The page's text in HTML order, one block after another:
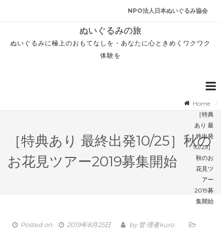
NPO法人日本ぬいぐるみ協会
ぬいぐるみの旅
ぬいぐるみに極上のおもてなしを・あなたに心ときめくワクワク
体験を
［特典あり 最終出発10/25］秋の
お花見ツアー2019募集開始
Home
［特典
あり 最
終出発
10/25］
秋のお
花見ツ
アー
2019募
集開始
Posted on 2019年8月25日 by管 理者kuro